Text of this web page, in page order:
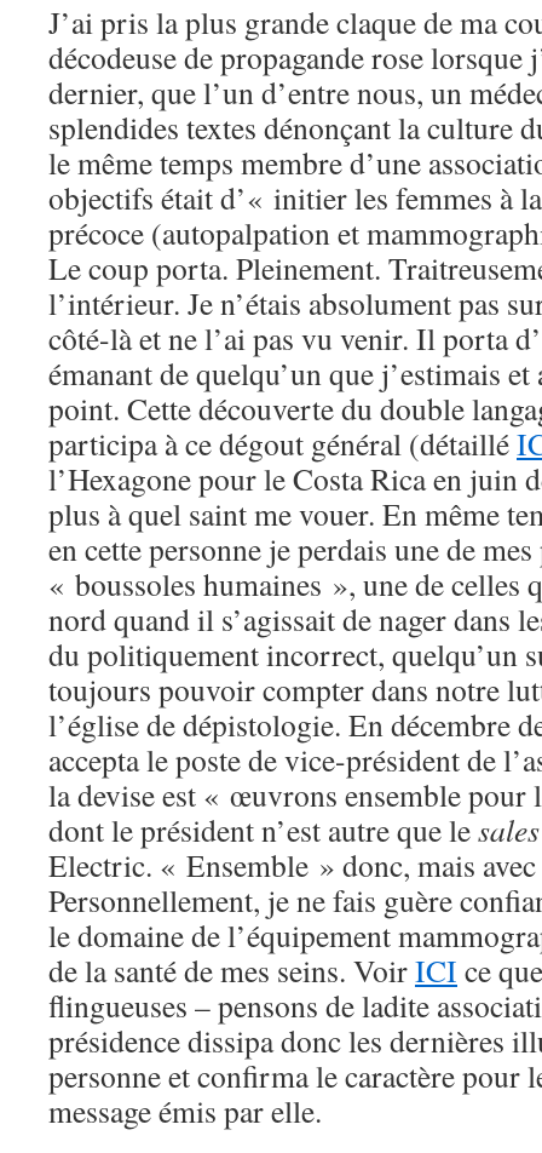
J’ai pris la plus grande claque de ma
décodeuse de propagande rose lorsque
dernier, que l’un d’entre nous, un
splendides textes dénonçant la culture
le même temps membre d’une
objectifs était d’« initier les femmes à
précoce (autopalpation et
Le coup porta. Pleinement.
l’intérieur. Je n’étais absolument pas
côté-là et ne l’ai pas vu venir. Il porta
émanant de quelqu’un que j’estimais
point. Cette découverte du double
participa à ce dégout général (détaillé
l’Hexagone pour le Costa Rica en juin
plus à quel saint me vouer. En même
en cette personne je perdais une de
« boussoles humaines », une de celles
nord quand il s’agissait de nager dans
du politiquement incorrect, quelqu’un
toujours pouvoir compter dans notre
l’église de dépistologie. En décembre
accepta le poste de vice-président de
la devise est « œuvrons ensemble pour
dont le président n’est autre que lesales
Electric. « Ensemble » donc, mais
Personnellement, je ne fais guère
le domaine de l’équipement
de la santé de mes seins. VoirICI ce
flingueuses – pensons de ladite
présidence dissipa donc les dernières
personne et confirma le caractère pour
message émis par elle.